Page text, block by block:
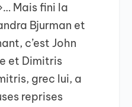
Mais fini la
Bjurman et
c’est John
et Dimitris
grec lui, a
reprises